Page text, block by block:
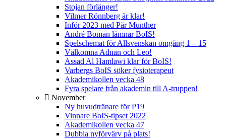
Stojan förlänger!
Vilmer Rönnberg är klar!
Inför 2023 med Pär Munther
André Boman lämnar BoIS!
Spelschemat för Allsvenskan omgång 1 – 15
Välkomna Adnan och Leo!
Assad Al Hamlawi klar för BoIS!
Varbergs BoIS söker fysioterapeut
Akademikollen vecka 48
Fyra spelare från akademin till A-truppen!
November
Ny huvudtränare för P19
Vinnare BoIS-tipset 2022
Akademikollen vecka 47
Dubbla nyförvärv på plats!